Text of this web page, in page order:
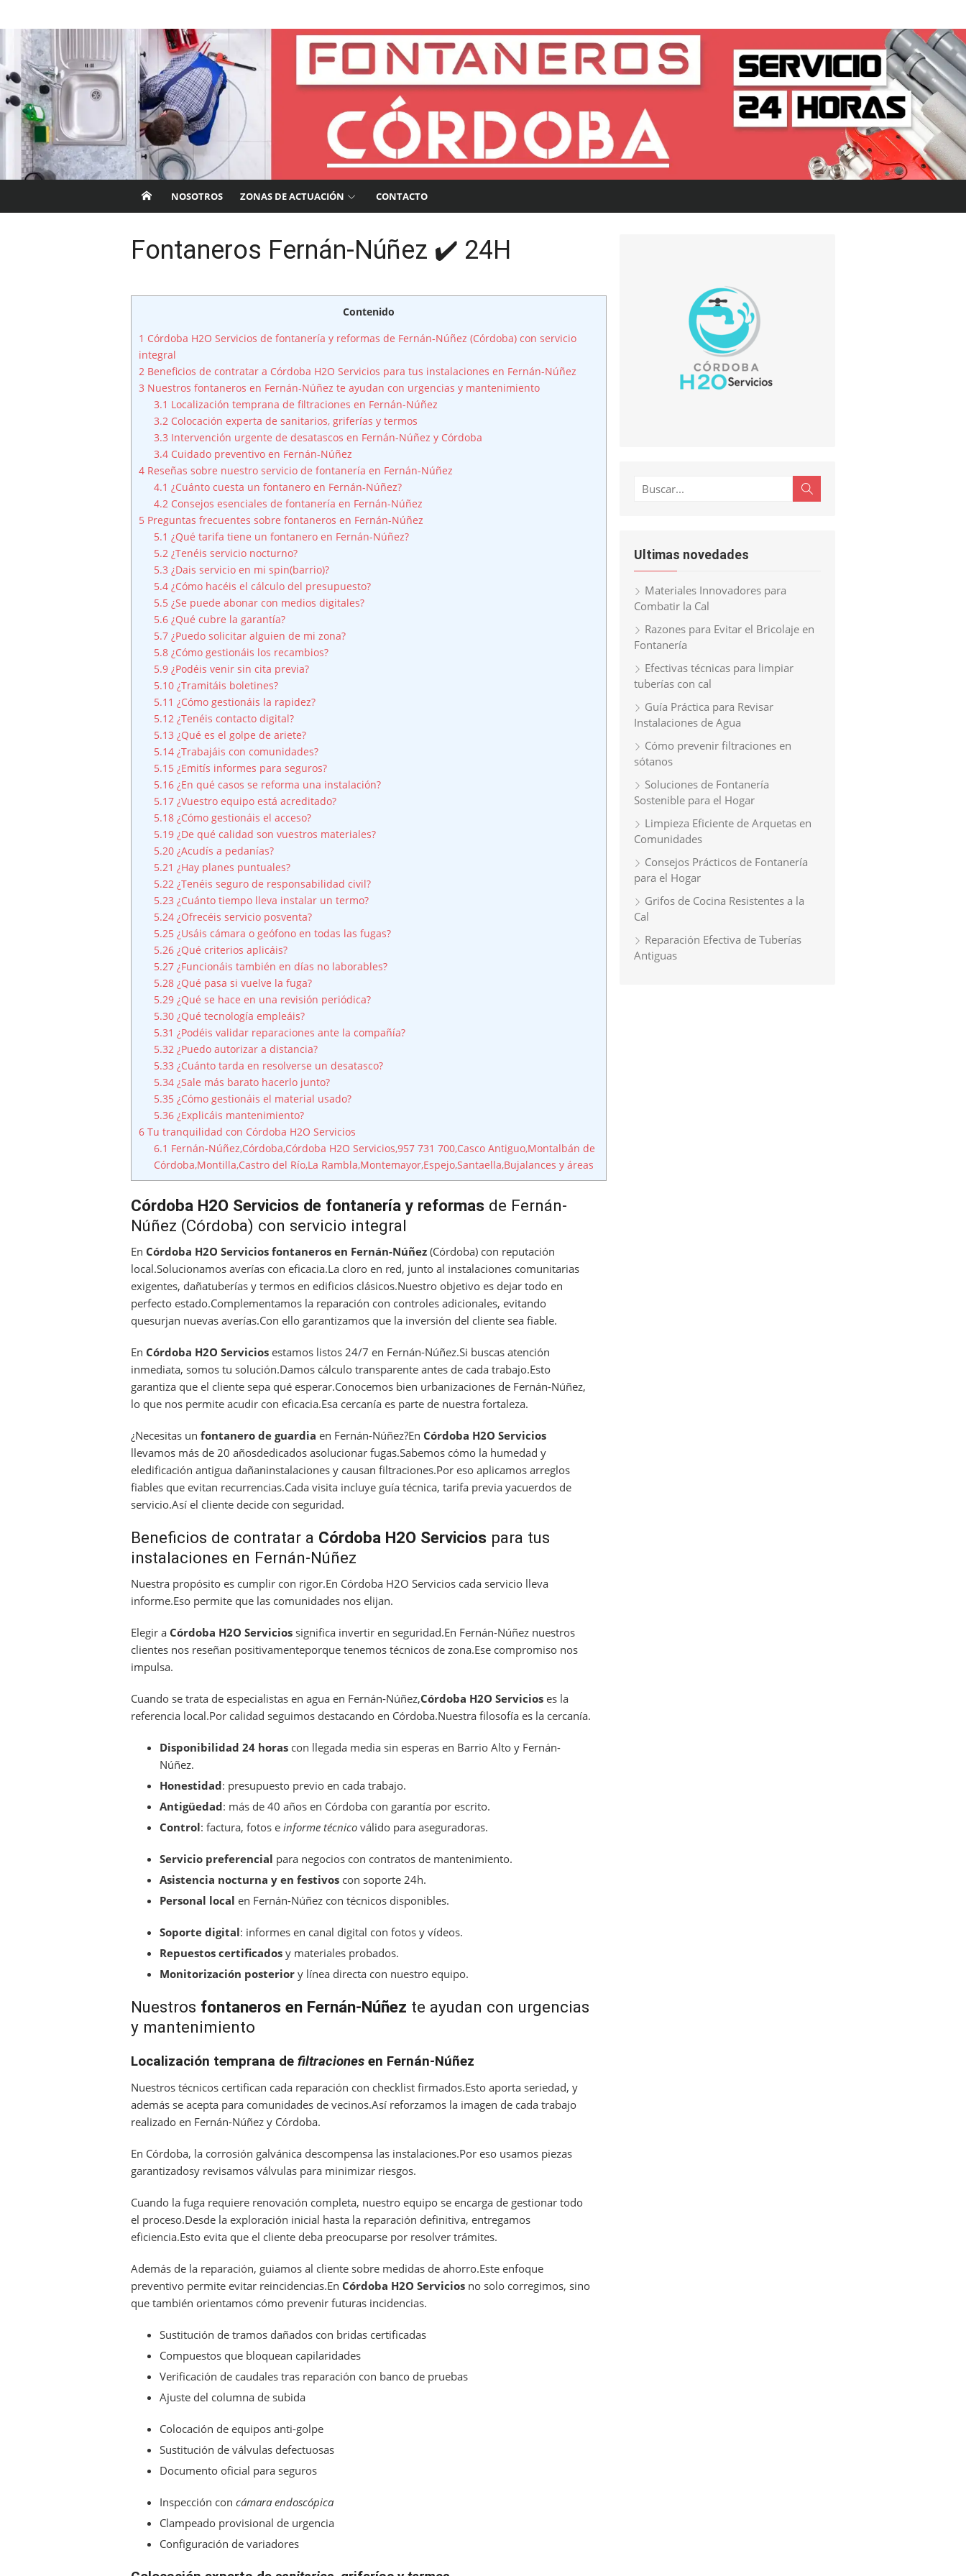
al
contenido
Fontaneros Córdoba
NOSOTROS ZONAS DE ACTUACIÓN CONTACTO
Fontaneros Fernán-Núñez ✔️ 24H
Contenido
1 Córdoba H2O Servicios de fontanería y reformas de Fernán-Núñez (Córdoba) con servicio
integral
2 Beneficios de contratar a Córdoba H2O Servicios para tus instalaciones en Fernán-Núñez
3 Nuestros fontaneros en Fernán-Núñez te ayudan con urgencias y mantenimiento
3.1 Localización temprana de filtraciones en Fernán-Núñez
3.2 Colocación experta de sanitarios, griferías y termos
3.3 Intervención urgente de desatascos en Fernán-Núñez y Córdoba
3.4 Cuidado preventivo en Fernán-Núñez
4 Reseñas sobre nuestro servicio de fontanería en Fernán-Núñez
4.1 ¿Cuánto cuesta un fontanero en Fernán-Núñez?
4.2 Consejos esenciales de fontanería en Fernán-Núñez
5 Preguntas frecuentes sobre fontaneros en Fernán-Núñez
5.1 ¿Qué tarifa tiene un fontanero en Fernán-Núñez?
5.2 ¿Tenéis servicio nocturno?
5.3 ¿Dais servicio en mi spin(barrio)?
5.4 ¿Cómo hacéis el cálculo del presupuesto?
5.5 ¿Se puede abonar con medios digitales?
5.6 ¿Qué cubre la garantía?
5.7 ¿Puedo solicitar alguien de mi zona?
5.8 ¿Cómo gestionáis los recambios?
5.9 ¿Podéis venir sin cita previa?
5.10 ¿Tramitáis boletines?
5.11 ¿Cómo gestionáis la rapidez?
5.12 ¿Tenéis contacto digital?
5.13 ¿Qué es el golpe de ariete?
5.14 ¿Trabajáis con comunidades?
5.15 ¿Emitís informes para seguros?
5.16 ¿En qué casos se reforma una instalación?
5.17 ¿Vuestro equipo está acreditado?
5.18 ¿Cómo gestionáis el acceso?
5.19 ¿De qué calidad son vuestros materiales?
5.20 ¿Acudís a pedanías?
5.21 ¿Hay planes puntuales?
5.22 ¿Tenéis seguro de responsabilidad civil?
5.23 ¿Cuánto tiempo lleva instalar un termo?
5.24 ¿Ofrecéis servicio posventa?
5.25 ¿Usáis cámara o geófono en todas las fugas?
5.26 ¿Qué criterios aplicáis?
5.27 ¿Funcionáis también en días no laborables?
5.28 ¿Qué pasa si vuelve la fuga?
5.29 ¿Qué se hace en una revisión periódica?
5.30 ¿Qué tecnología empleáis?
5.31 ¿Podéis validar reparaciones ante la compañía?
5.32 ¿Puedo autorizar a distancia?
5.33 ¿Cuánto tarda en resolverse un desatasco?
5.34 ¿Sale más barato hacerlo junto?
5.35 ¿Cómo gestionáis el material usado?
5.36 ¿Explicáis mantenimiento?
6 Tu tranquilidad con Córdoba H2O Servicios
6.1 Fernán-Núñez,Córdoba,Córdoba H2O Servicios,957 731 700,Casco Antiguo,Montalbán de
Córdoba,Montilla,Castro del Río,La Rambla,Montemayor,Espejo,Santaella,Bujalances y áreas
Córdoba H2O Servicios de fontanería y reformas de Fernán-
Núñez (Córdoba) con servicio integral
En Córdoba H2O Servicios fontaneros en Fernán-Núñez (Córdoba) con reputación
local.Solucionamos averías con eficacia.La cloro en red, junto al instalaciones comunitarias
exigentes, dañatuberías y termos en edificios clásicos.Nuestro objetivo es dejar todo en
perfecto estado.Complementamos la reparación con controles adicionales, evitando
quesurjan nuevas averías.Con ello garantizamos que la inversión del cliente sea fiable.
En Córdoba H2O Servicios estamos listos 24/7 en Fernán-Núñez.Si buscas atención
inmediata, somos tu solución.Damos cálculo transparente antes de cada trabajo.Esto
garantiza que el cliente sepa qué esperar.Conocemos bien urbanizaciones de Fernán-Núñez,
lo que nos permite acudir con eficacia.Esa cercanía es parte de nuestra fortaleza.
¿Necesitas un fontanero de guardia en Fernán-Núñez?En Córdoba H2O Servicios
llevamos más de 20 añosdedicados asolucionar fugas.Sabemos cómo la humedad y
eledificación antigua dañaninstalaciones y causan filtraciones.Por eso aplicamos arreglos
fiables que evitan recurrencias.Cada visita incluye guía técnica, tarifa previa yacuerdos de
servicio.Así el cliente decide con seguridad.
Beneficios de contratar a Córdoba H2O Servicios para tus
instalaciones en Fernán-Núñez
Nuestra propósito es cumplir con rigor.En Córdoba H2O Servicios cada servicio lleva
informe.Eso permite que las comunidades nos elijan.
Elegir a Córdoba H2O Servicios significa invertir en seguridad.En Fernán-Núñez nuestros
clientes nos reseñan positivamenteporque tenemos técnicos de zona.Ese compromiso nos
impulsa.
Cuando se trata de especialistas en agua en Fernán-Núñez,Córdoba H2O Servicios es la
referencia local.Por calidad seguimos destacando en Córdoba.Nuestra filosofía es la cercanía.
Disponibilidad 24 horas con llegada media sin esperas en Barrio Alto y Fernán-
Núñez.
Honestidad: presupuesto previo en cada trabajo.
Antigüedad: más de 40 años en Córdoba con garantía por escrito.
Control: factura, fotos e informe técnico válido para aseguradoras.
Servicio preferencial para negocios con contratos de mantenimiento.
Asistencia nocturna y en festivos con soporte 24h.
Personal local en Fernán-Núñez con técnicos disponibles.
Soporte digital: informes en canal digital con fotos y vídeos.
Repuestos certificados y materiales probados.
Monitorización posterior y línea directa con nuestro equipo.
Nuestros fontaneros en Fernán-Núñez te ayudan con urgencias
y mantenimiento
Localización temprana de filtraciones en Fernán-Núñez
Nuestros técnicos certifican cada reparación con checklist firmados.Esto aporta seriedad, y
además se acepta para comunidades de vecinos.Así reforzamos la imagen de cada trabajo
realizado en Fernán-Núñez y Córdoba.
En Córdoba, la corrosión galvánica descompensa las instalaciones.Por eso usamos piezas
garantizadosy revisamos válvulas para minimizar riesgos.
Cuando la fuga requiere renovación completa, nuestro equipo se encarga de gestionar todo
el proceso.Desde la exploración inicial hasta la reparación definitiva, entregamos
eficiencia.Esto evita que el cliente deba preocuparse por resolver trámites.
Además de la reparación, guiamos al cliente sobre medidas de ahorro.Este enfoque
preventivo permite evitar reincidencias.En Córdoba H2O Servicios no solo corregimos, sino
que también orientamos cómo prevenir futuras incidencias.
Sustitución de tramos dañados con bridas certificadas
Compuestos que bloquean capilaridades
Verificación de caudales tras reparación con banco de pruebas
Ajuste del columna de subida
Colocación de equipos anti-golpe
Sustitución de válvulas defectuosas
Documento oficial para seguros
Inspección con cámara endoscópica
Clampeado provisional de urgencia
Configuración de variadores
Buscar:
Ultimas novedades
Materiales Innovadores para
Combatir la Cal
Razones para Evitar el Bricolaje en
Fontanería
Efectivas técnicas para limpiar
tuberías con cal
Guía Práctica para Revisar
Instalaciones de Agua
Cómo prevenir filtraciones en
sótanos
Soluciones de Fontanería
Sostenible para el Hogar
Limpieza Eficiente de Arquetas en
Comunidades
Consejos Prácticos de Fontanería
para el Hogar
Grifos de Cocina Resistentes a la
Cal
Reparación Efectiva de Tuberías
Antiguas